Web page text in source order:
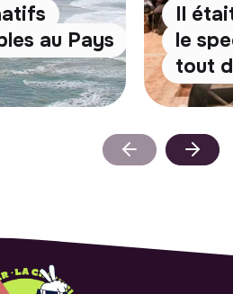
au Pays
Il
le
tout